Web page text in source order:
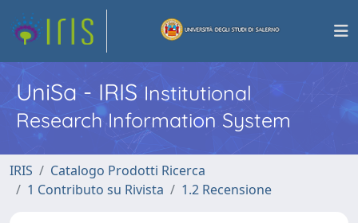
UniSa - IRISInstitutional
Research Information System
IRIS
Catalogo Prodotti Ricerca
1 Contributo su Rivista
1.2 Recensione